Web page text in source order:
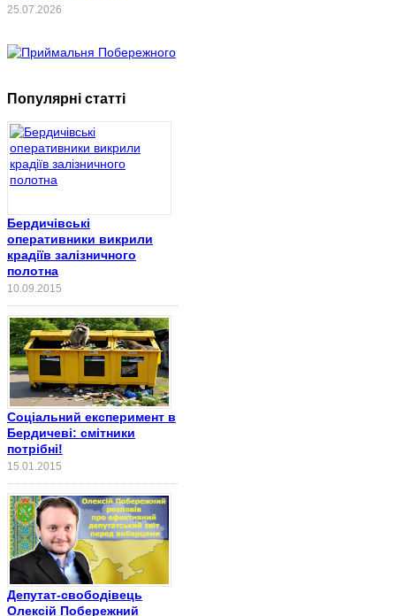
25.07.2026
Популярні статті
Бердичівські
оперативники викрили
крадіїв залізничного
полотна
10.09.2015
Соціальний експеримент в
Бердичеві: смітники
потрібні!
15.01.2015
Депутат-свободівець
Олексій Побережний